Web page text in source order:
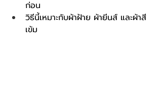
ก่อน
วิธีนี้เหมาะกับผ้าฝ้าย ผ้ายีนส์ และผ้าสี
เข้ม